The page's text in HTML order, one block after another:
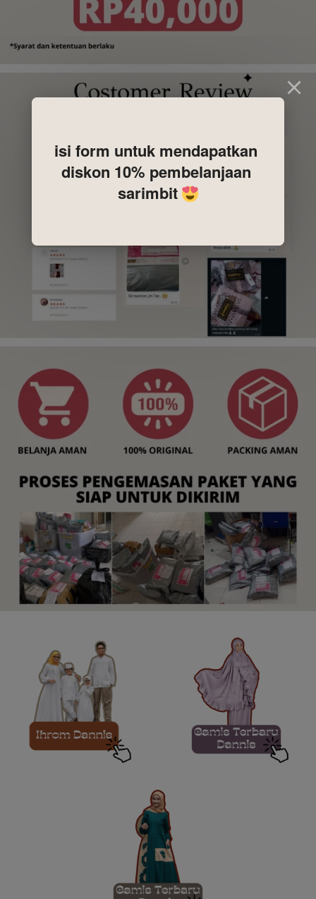
isi form untuk mendapatkan
diskon 10% pembelanjaan
sarimbit